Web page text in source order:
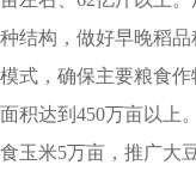
种结构，做好早晚稻
模式，确保主要粮食
面积达到450万亩以上
食玉米5万亩，推广大